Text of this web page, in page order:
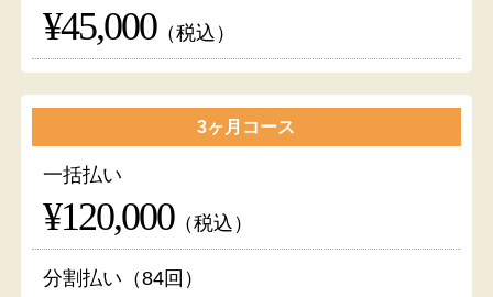
¥45,000（税込）
3ヶ月コース
一括払い
¥120,000（税込）
分割払い（84回）